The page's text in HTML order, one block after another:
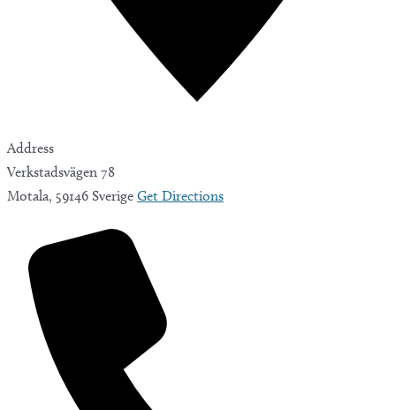
Address
Verkstadsvägen 78
Motala, 59146 Sverige Get Directions